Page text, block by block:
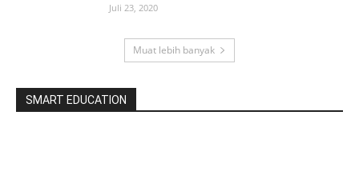
Juli 23, 2020
Muat lebih banyak
SMART EDUCATION